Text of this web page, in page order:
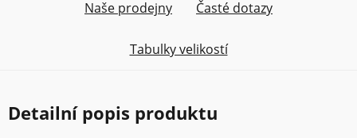
Naše prodejny Časté dotazy
Tabulky velikostí
Detailní popis produktu